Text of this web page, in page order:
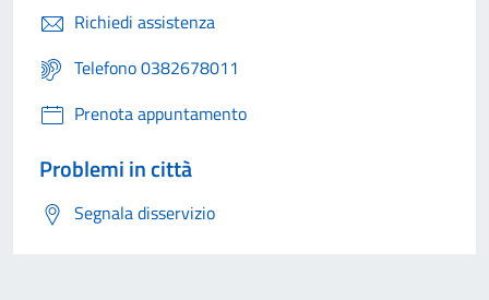
Richiedi assistenza
Telefono 0382678011
Prenota appuntamento
Problemi in città
Segnala disservizio